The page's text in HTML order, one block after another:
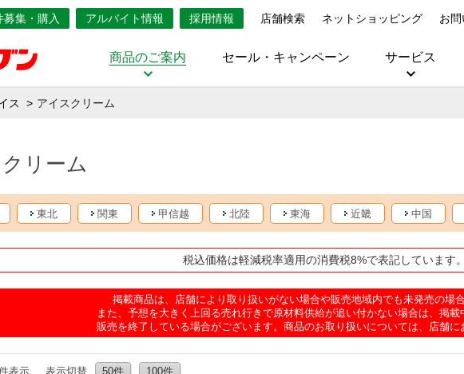
募集・購入 アルバイト情報 採用情報 店舗検索 ネットショッピング お
商品のご案内 セール・キャンペーン サービス
ス アイスクリーム
リーム
東北 関東 甲信越 北陸 東海 近畿 中国
税込価格は軽減税率適用の消費税8%で表記しています。
掲載商品は、店舗により取り扱いがない場合や販売地域内でも未発売の場合
また、予想を大きく上回る売れ行きで原材料供給が追い付かない場合は、掲載
販売を終了している場合がございます。商品のお取り扱いについては、店舗に
表示 表示切替 50件 100件